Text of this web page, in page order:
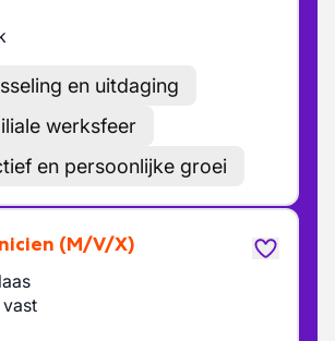
en uitdaging
werksfeer
en persoonlijke groei
(M/V/X)
vast